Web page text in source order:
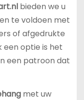
bieden we u
te voldoen met
of afgedrukte
een optie is het
een patroon dat
met uw